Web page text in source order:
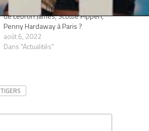
Comment aller voir le match des fils
de Lebron James, Scottie Pippen,
Penny Hardaway à Paris ?
août 6, 2022
Dans "Actualités"
TIGERS